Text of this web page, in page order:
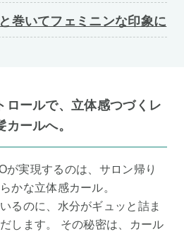
巻いてフェミニンな印象に
ロールで、立体感つづくレ
カールへ。
が実現するのは、サロン帰り
かな立体感カール。
るのに、水分がギュッと詰ま
します。 その秘密は、カール